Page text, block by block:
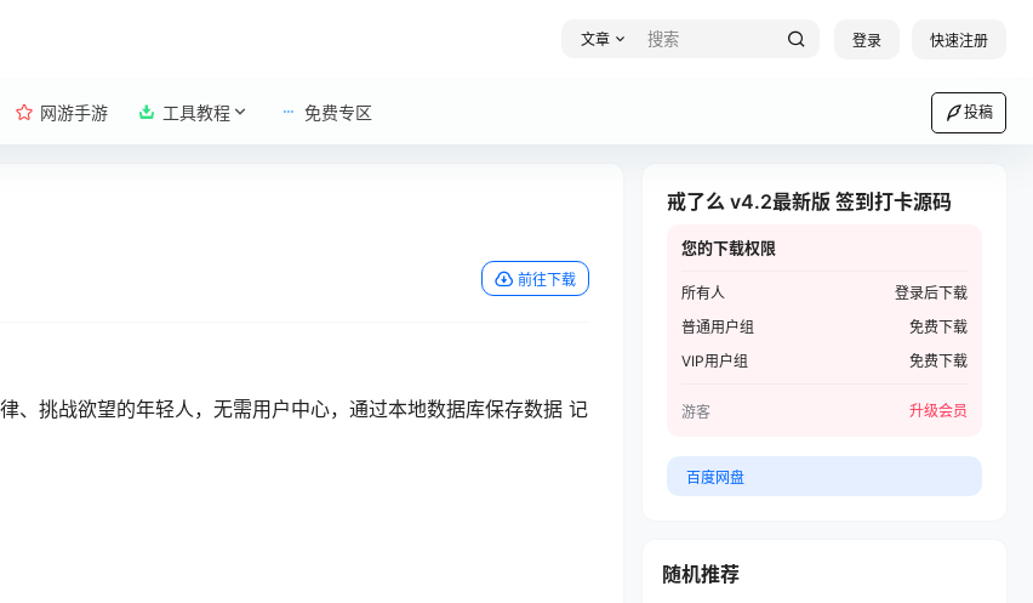
文章 登录 快速注册
网游手游 工具教程 免费专区 投稿
前往下载
、挑战欲望的年轻人，无需用户中心，通过本地数据库保存数据 记
戒了么 v4.2最新版 签到打卡源码
您的下载权限
所有人
登录后下载
普通用户组
免费下载
VIP用户组
免费下载
游客 升级会员
百度网盘
随机推荐